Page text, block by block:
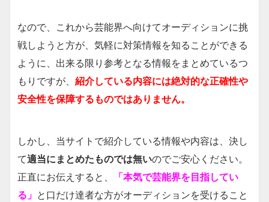
なので、これから芸能界へ向けてオーディションに挑
戦しようと方が、気軽に対策情報を知ることができる
ように、出来る限り参考となる情報をまとめているつ
もりですが、 紹介している内容には絶対的な正確性や
安全性を保障するものではありません。
しかし、当サイトで紹介している情報や内容は、決し
て適当にまとめたものでは無いのでご安心ください。
正直にお伝えすると、
「本気で芸能界を目指してい
る」 と口だけ達者な方がオーディションを受けること